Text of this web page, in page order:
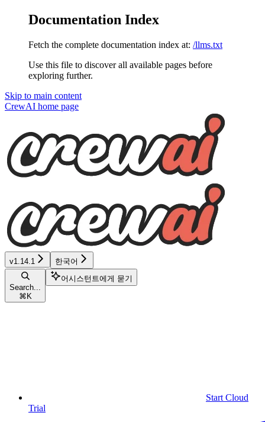
Documentation Index
Fetch the complete documentation index at: /llms.txt
Use this file to discover all available pages before
exploring further.
Skip to main content
CrewAI home page
v1.14.1 한국어
Search...
⌘ K
어시스턴트에게 묻기
Start Cloud
Trial